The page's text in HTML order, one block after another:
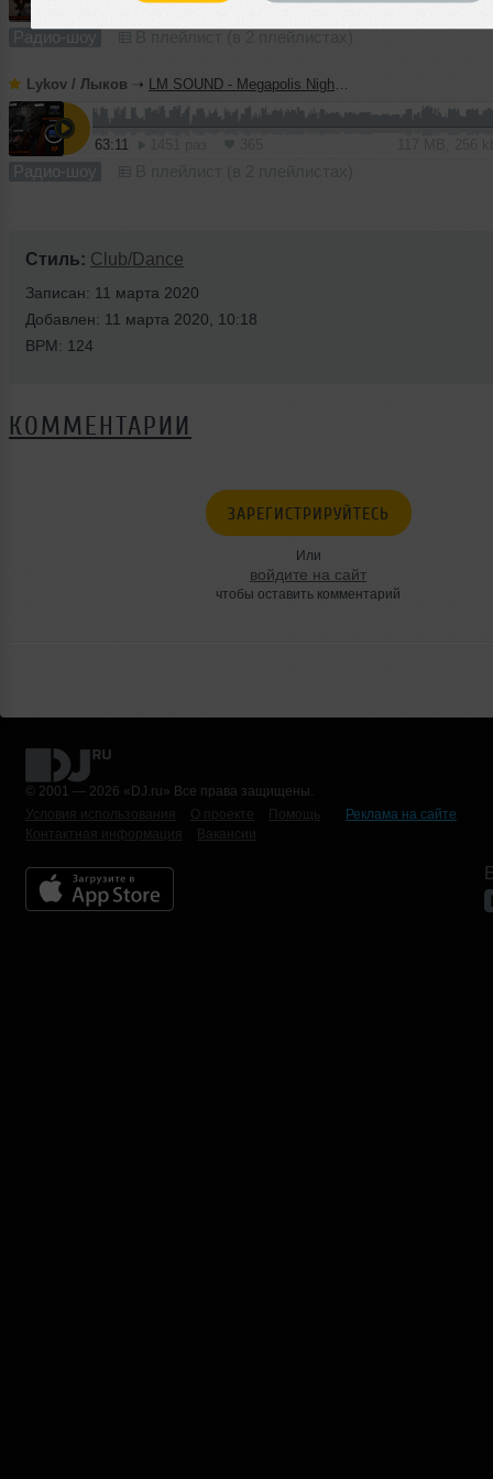
Радио-шоу
Lykov / Лыков ➝ LM SOUND - Megapolis Night 30.06.2026
63:11
Радио-шоу
Стиль: Club/Dance
Записан: 11 марта 2020
Добавлен: 11 марта 2020, 10:18
BPM: 124
КОММЕНТАРИИ
ЗАРЕГИСТРИРУЙТЕСЬ
Или
войдите на сайт
чтобы оставить комментарий
© 2001 — 2026 «DJ.ru» Все права защищены.
Условия использования
О проекте Помощь
Реклама на сайте
Контактная информация
Вакансии